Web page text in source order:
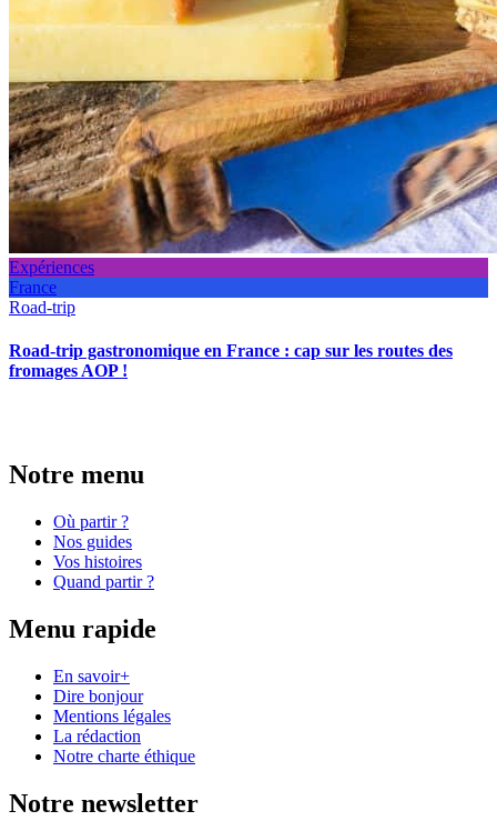
Expériences
France
Road-trip
Road-trip gastronomique en France : cap sur les routes des
fromages AOP !
Notre menu
Où partir ?
Nos guides
Vos histoires
Quand partir ?
Menu rapide
En savoir+
Dire bonjour
Mentions légales
La rédaction
Notre charte éthique
Notre newsletter